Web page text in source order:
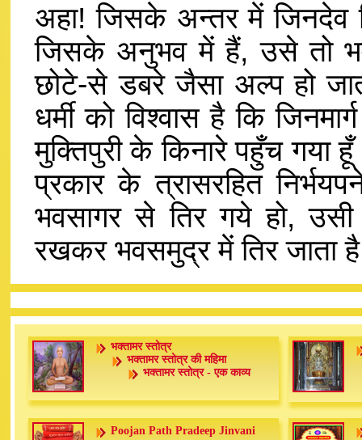
अहा! जिसके अन्तर में जिनदेव
जिसके अनुभव में हैं, उसे तो
छोटे-से डबरे जैसा अल्प हो
धर्मी को विश्वास है कि
मुक्तिपुरी के किनारे पहुँच गया
प्रकार के त्रासरहित
भवसागर से तिर गये हो,
रखकर भवसमुद्र में तिर जाता
भक्तामर स्तोत्र
भक्तामर स्तोत्र की महिमा
भक्तामर स्तोत्र - एक काव्य
Poojan Path Pradeep Jinvani